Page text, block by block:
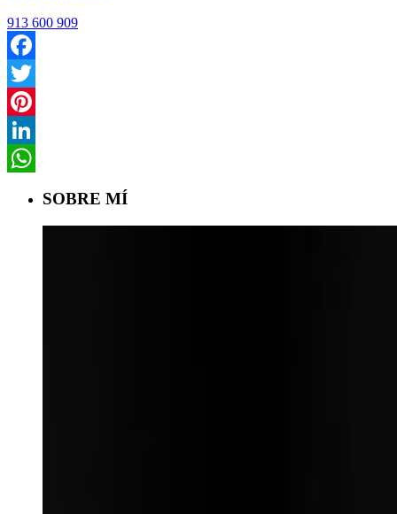
913 600 909
Facebook
Twitter
Pinterest
LinkedIn
SOBRE MÍ